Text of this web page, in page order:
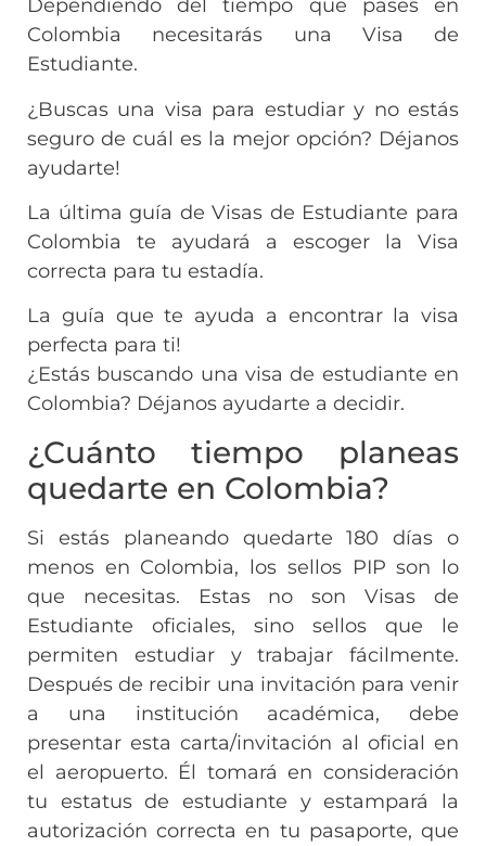
Dependiendo del tiempo que pases en
Colombia necesitarás una Visa de
Estudiante.
¿Buscas una visa para estudiar y no estás
seguro de cuál es la mejor opción? Déjanos
ayudarte!
La última guía de Visas de Estudiante para
Colombia te ayudará a escoger la Visa
correcta para tu estadía.
La guía que te ayuda a encontrar la visa
perfecta para ti!
¿Estás buscando una visa de estudiante en
Colombia? Déjanos ayudarte a decidir.
¿Cuánto tiempo planeas
quedarte en Colombia?
Si estás planeando quedarte 180 días o
menos en Colombia, los sellos PIP son lo
que necesitas. Estas no son Visas de
Estudiante oficiales, sino sellos que le
permiten estudiar y trabajar fácilmente.
Después de recibir una invitación para venir
a una institución académica, debe
presentar esta carta/invitación al oficial en
el aeropuerto. Él tomará en consideración
tu estatus de estudiante y estampará la
autorización correcta en tu pasaporte, que